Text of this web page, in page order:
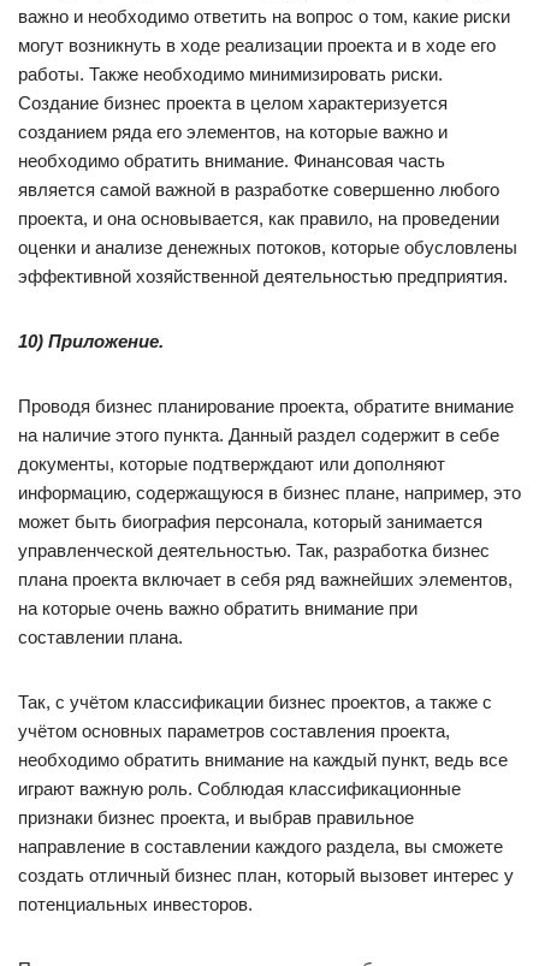
важно и необходимо ответить на вопрос о том, какие риски
могут возникнуть в ходе реализации проекта и в ходе его
работы. Также необходимо минимизировать риски.
Создание бизнес проекта в целом характеризуется
созданием ряда его элементов, на которые важно и
необходимо обратить внимание. Финансовая часть
является самой важной в разработке совершенно любого
проекта, и она основывается, как правило, на проведении
оценки и анализе денежных потоков, которые обусловлены
эффективной хозяйственной деятельностью предприятия.
10) Приложение.
Проводя бизнес планирование проекта, обратите внимание
на наличие этого пункта. Данный раздел содержит в себе
документы, которые подтверждают или дополняют
информацию, содержащуюся в бизнес плане, например, это
может быть биография персонала, который занимается
управленческой деятельностью. Так, разработка бизнес
плана проекта включает в себя ряд важнейших элементов,
на которые очень важно обратить внимание при
составлении плана.
Так, с учётом классификации бизнес проектов, а также с
учётом основных параметров составления проекта,
необходимо обратить внимание на каждый пункт, ведь все
играют важную роль. Соблюдая классификационные
признаки бизнес проекта, и выбрав правильное
направление в составлении каждого раздела, вы сможете
создать отличный бизнес план, который вызовет интерес у
потенциальных инвесторов.